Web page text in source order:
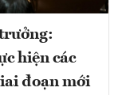
hiện các
đoạn mới